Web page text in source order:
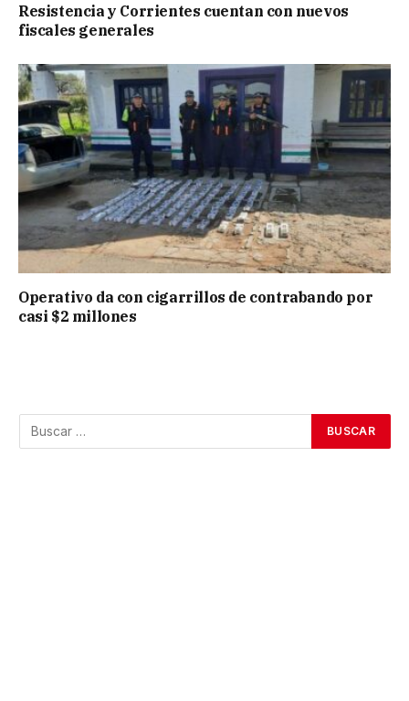
Resistencia y Corrientes cuentan con nuevos
fiscales generales
Operativo da con cigarrillos de contrabando por
casi $2 millones